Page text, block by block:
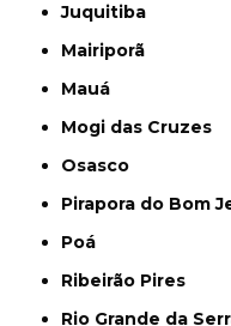
Juquitiba
Mairiporã
Mauá
Mogi das Cruzes
Osasco
Pirapora do Bom
Poá
Ribeirão Pires
Rio Grande da